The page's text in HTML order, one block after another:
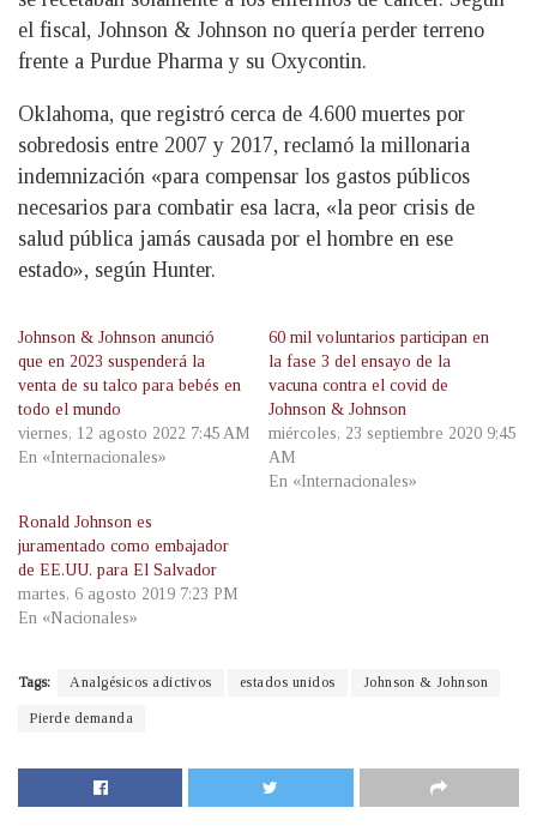
el fiscal, Johnson & Johnson no quería perder terreno
frente a Purdue Pharma y su Oxycontin.
Oklahoma, que registró cerca de 4.600 muertes por
sobredosis entre 2007 y 2017, reclamó la millonaria
indemnización «para compensar los gastos públicos
necesarios para combatir esa lacra, «la peor crisis de
salud pública jamás causada por el hombre en ese
estado», según Hunter.
Johnson & Johnson anunció
que en 2023 suspenderá la
venta de su talco para bebés en
todo el mundo
viernes, 12 agosto 2022 7:45 AM
En «Internacionales»
60 mil voluntarios participan en
la fase 3 del ensayo de la
vacuna contra el covid de
Johnson & Johnson
miércoles, 23 septiembre 2020 9:45
AM
En «Internacionales»
Ronald Johnson es
juramentado como embajador
de EE.UU. para El Salvador
martes, 6 agosto 2019 7:23 PM
En «Nacionales»
Tags: Analgésicos adictivos estados unidos Johnson & Johnson
Pierde demanda